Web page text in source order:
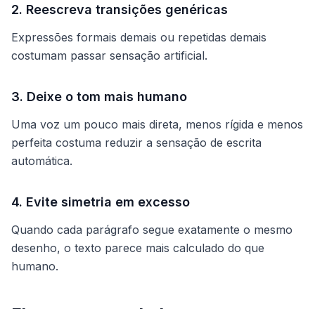
2. Reescreva transições genéricas
Expressões formais demais ou repetidas demais
costumam passar sensação artificial.
3. Deixe o tom mais humano
Uma voz um pouco mais direta, menos rígida e menos
perfeita costuma reduzir a sensação de escrita
automática.
4. Evite simetria em excesso
Quando cada parágrafo segue exatamente o mesmo
desenho, o texto parece mais calculado do que
humano.